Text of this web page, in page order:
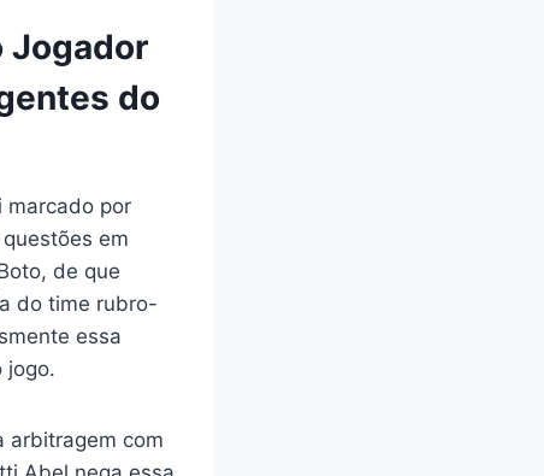
Jogador
do
marcado por
em
de que
do time rubro-
essa
jogo.
arbitragem com